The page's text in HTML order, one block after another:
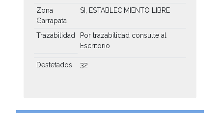
Zona
Garrapata
SI, ESTABLECIMIENTO LIBRE
Trazabilidad
Por trazabilidad consulte al
Escritorio
Destetados 32